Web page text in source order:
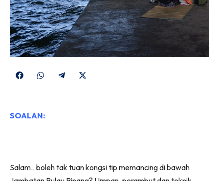
Share
Share
Share
SOALAN:
Salam.. boleh tak tuan kongsi tip memancing di bawah